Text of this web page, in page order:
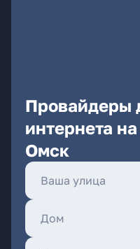
Провайдеры
интернета
Омск